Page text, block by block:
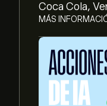
Coca Cola,
MÁS